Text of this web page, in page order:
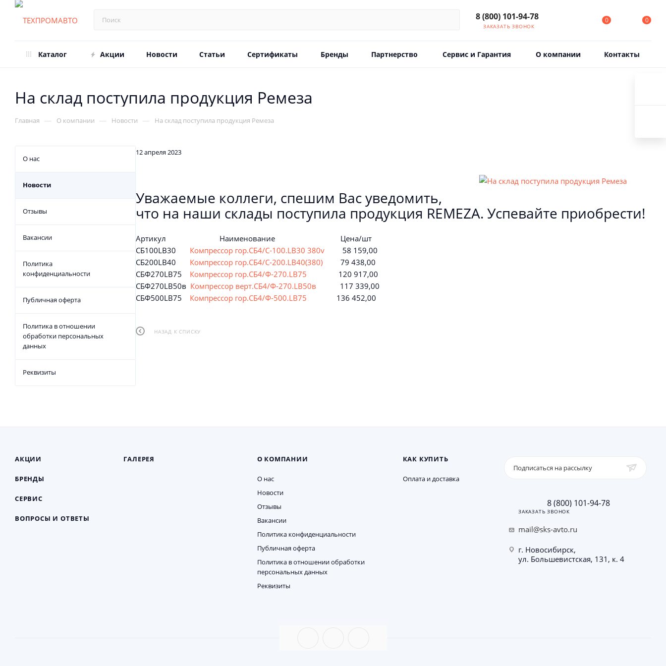
8 (800) 101-94-78
ЗАКАЗАТЬ ЗВОНОК
0 0
Каталог Акции Новости Статьи Сертификаты Бренды Партнерство Сервис и Гарантия О компании Контакты
На склад поступила продукция Ремеза
Главная — О компании — Новости — На склад поступила продукция Ремеза
12 апреля 2023
Уважаемые коллеги, спешим Вас уведомить,
что на наши склады поступила продукция REMEZA. Успевайте приобрести!
Артикул Наименование Цена/шт
СБ100LB30 Компрессор гор.СБ4/С-100.LB30 380v 58 159,00
СБ200LB40 Компрессор гор.СБ4/С-200.LB40(380) 79 438,00
СБФ270LB75 Компрессор гор.СБ4/Ф-270.LВ75
120 917,00
СБФ270LB50в Компрессор верт.СБ4/Ф-270.LВ50в 117 339,00
СБФ500LB75 Компрессор гор.СБ4/Ф-500.LВ75 136 452,00
НАЗАД К СПИСКУ
О нас
Новости
Отзывы
Вакансии
Политика
конфиденциальности
Публичная оферта
Политика в отношении
обработки персональных
данных
Реквизиты
АКЦИИ
БРЕНДЫ
СЕРВИС
ВОПРОСЫ И ОТВЕТЫ
ГАЛЕРЕЯ О КОМПАНИИ
О нас
Новости
Отзывы
Вакансии
Политика конфиденциальности
Публичная оферта
Политика в отношении обработки
персональных данных
Реквизиты
КАК КУПИТЬ
Оплата и доставка
Подписаться на рассылку
8 (800) 101-94-78
ЗАКАЗАТЬ ЗВОНОК
mail@sks-avto.ru
г. Новосибирск,
ул. Большевистская, 131, к. 4